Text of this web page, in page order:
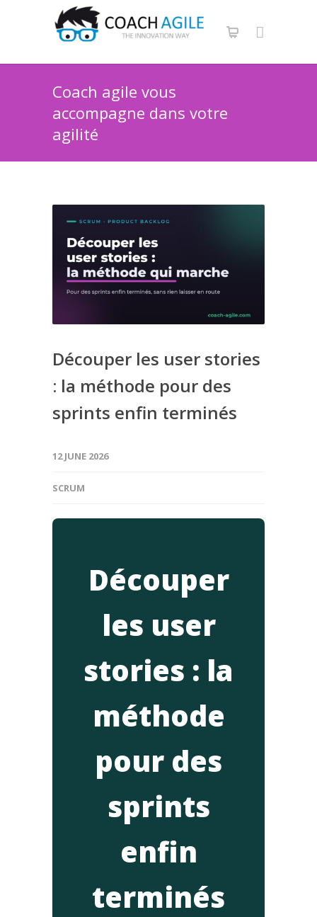
Coach agile vous
accompagne dans votre
agilité
Découper les user stories
: la méthode pour des
sprints enfin terminés
12 JUNE 2026
SCRUM
Découper
les user
stories : la
méthode
pour des
sprints
enfin
terminés